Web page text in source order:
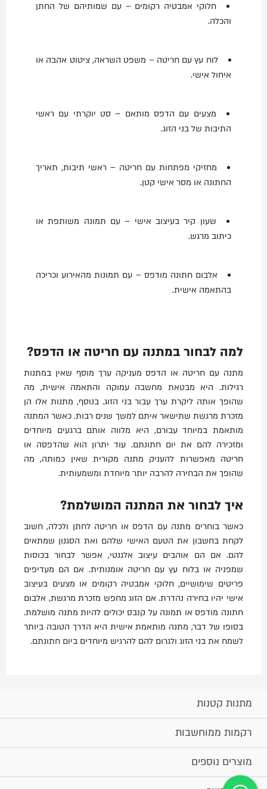
חלוקי אמבטיה רקומים – עם שמותיהם של החתן
והכלה.
לוח עץ עם חריטה – משפט השראה, ציטוט אהבה או
איחול אישי.
מצעים עם הדפס מותאם – סט יוקרתי עם ראשי
התיבות של בני הזוג.
מחזיקי מפתחות עם חריטה – ראשי תיבות, תאריך
החתונה או מסר אישי קטן.
שעון קיר בעיצוב אישי – עם תמונה משותפת או
כיתוב מרגש.
אלבום חתונה מודפס – עם תמונות מהאירוע וכריכה
בהתאמה אישית.
למה לבחור במתנה עם חריטה או הדפס?
מתנה עם חריטה או הדפס מעניקה ערך מוסף שאין במתנות
רגילות. היא מבטאת מחשבה עמוקה והתאמה אישית, מה
שהופך אותה ליקרת ערך עבור בני הזוג. בנוסף, מתנות אלו הן
מזכרת מרגשת שתישאר איתם למשך שנים רבות. כאשר המתנה
מותאמת במיוחד עבורם, היא מלווה אותם ברגעים מיוחדים
ומזכירה להם את יום חתונתם. עוד יתרון הוא שהדפסה או
חריטה מאפשרות להעניק מתנה מקורית שאין כמותה, מה
שהופך את הבחירה להרבה יותר מיוחדת ומשמעותית.
איך לבחור את המתנה המושלמת?
כאשר בוחרים מתנה עם הדפס או חריטה לחתן ולכלה, חשוב
לקחת בחשבון את הטעם האישי שלהם ואת הסגנון שמתאים
להם. אם הם אוהבים עיצוב אלגנטי, אפשר לבחור בכוסות
שמפניה או בלוח עץ עם חריטה אומנותית. אם הם מעדיפים
פריטים שימושיים, חלוקי אמבטיה רקומים או מצעים בעיצוב
אישי יהיו בחירה נהדרת. אם הזוג מחפש מזכרת מרגשת, אלבום
חתונה מודפס או תמונה על קנבס יכולים להיות מתנה מושלמת.
בסופו של דבר, מתנה מותאמת אישית היא הדרך הטובה ביותר
לשמח את בני הזוג ולגרום להם להרגיש מיוחדים ביום חתונתם.
מתנות קטנות
רקמות ממוחשבות
מוצרים נוספים